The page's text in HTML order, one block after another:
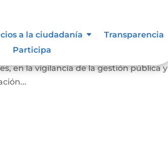
a la ciudadanía
Transparencia
Participa
a participar, de manera individual o a
en la vigilancia de la gestión pública y